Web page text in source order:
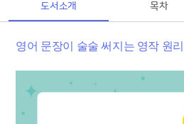
도서소개 목차
영어 문장이 술술 써지는 영작 원